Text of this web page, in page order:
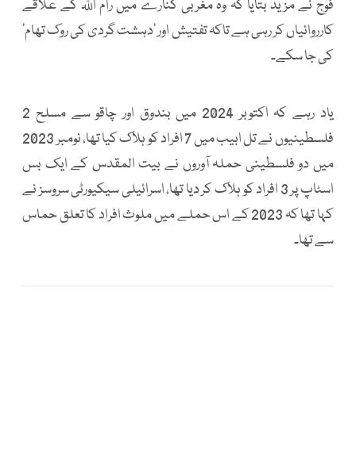
فوج نے مزید بتایا کہ وہ مغربی کنارے میں رام اللہ کے علاقے
کارروائیاں کر رہی ہے تاکہ تفتیش اور ’دہشت گردی کی روک تھام‘
کی جا سکے۔
یاد رہے کہ اکتوبر 2024 میں بندوق اور چاقو سے مسلح 2
فلسطینیوں نے تل ابیب میں 7 افراد کو ہلاک کیا تھا، نومبر 2023
میں دو فلسطینی حملہ آوروں نے بیت المقدس کے ایک بس
اسٹاپ پر 3 افراد کو ہلاک کر دیا تھا، اسرائیلی سیکیورٹی سروسز نے
کہا تھا کہ 2023 کے اس حملے میں ملوث افراد کا تعلق حماس
سے تھا۔